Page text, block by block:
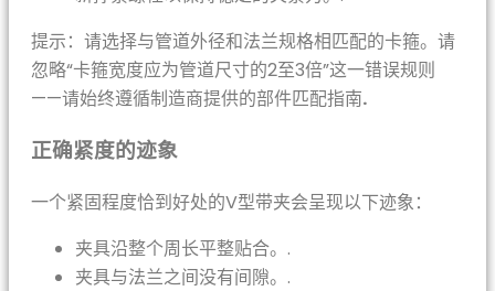
提示：请选择与管道外径和法兰规格相匹配的卡箍。请
忽略“卡箍宽度应为管道尺寸的2至3倍”这一错误规则
——请始终遵循制造商提供的部件匹配指南.
正确紧度的迹象
一个紧固程度恰到好处的V型带夹会呈现以下迹象：
夹具沿整个周长平整贴合。.
夹具与法兰之间没有间隙。.